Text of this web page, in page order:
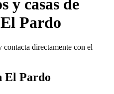
y casas de
Pardo
directamente con el
El Pardo